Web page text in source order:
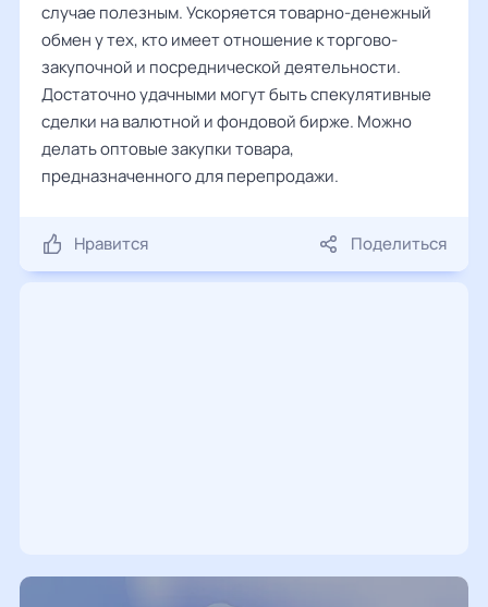
случае полезным. Ускоряется товарно-денежный
обмен у тех, кто имеет отношение к торгово-
закупочной и посреднической деятельности.
Достаточно удачными могут быть спекулятивные
сделки на валютной и фондовой бирже. Можно
делать оптовые закупки товара,
предназначенного для перепродажи.
Нравится Поделиться